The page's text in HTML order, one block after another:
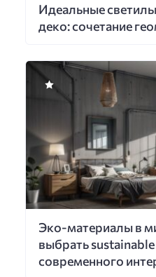
Идеальные
деко: сочетание
Эко-материалы в
выбрать
современного